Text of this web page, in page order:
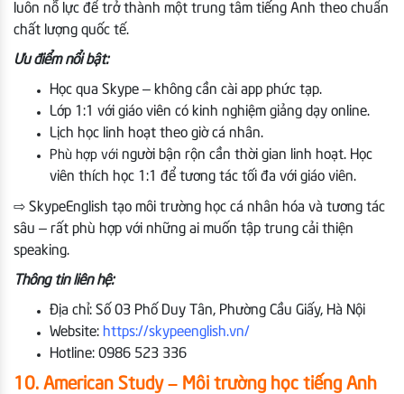
luôn nỗ lực để trở thành một trung tâm tiếng Anh theo chuẩn
chất lượng quốc tế.
Ưu điểm nổi bật:
Học qua Skype – không cần cài app phức tạp.
Lớp 1:1 với giáo viên có kinh nghiệm giảng dạy online.
Lịch học linh hoạt theo giờ cá nhân.
Phù hợp với người bận rộn cần thời gian linh hoạt. Học
viên thích học 1:1 để tương tác tối đa với giáo viên.
⇨ SkypeEnglish tạo môi trường học cá nhân hóa và tương tác
sâu – rất phù hợp với những ai muốn tập trung cải thiện
speaking.
Thông tin liên hệ:
Địa chỉ: Số 03 Phố Duy Tân, Phường Cầu Giấy, Hà Nội
Website: https://skypeenglish.vn/
Hotline: 0986 523 336
10. American Study – Môi trường học tiếng Anh